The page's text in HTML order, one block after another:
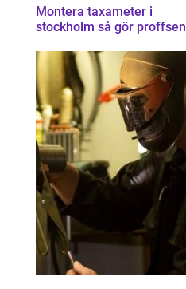
Montera taxameter i
stockholm så gör proffsen